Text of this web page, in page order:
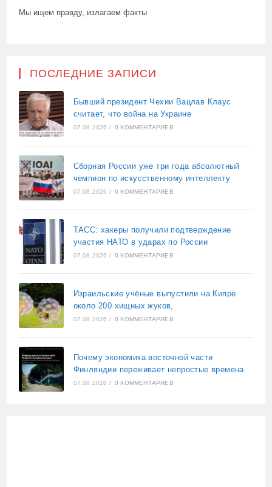
Мы ищем правду, излагаем факты
ПОСЛЕДНИЕ ЗАПИСИ
Бывший президент Чехии Вацлав Клаус
считает, что война на Украине
07.08.2026 / 0 КОММЕНТАРИЕВ
Сборная России уже три года абсолютный
чемпион по искусственному интеллекту
07.08.2026 / 0 КОММЕНТАРИЕВ
ТАСС: хакеры получили подтверждение
участия НАТО в ударах по России
07.08.2026 / 0 КОММЕНТАРИЕВ
Израильские учёные выпустили на Кипре
около 200 хищных жуков,
07.08.2026 / 0 КОММЕНТАРИЕВ
Почему экономика восточной части
Финляндии переживает непростые времена
07.08.2026 / 0 КОММЕНТАРИЕВ